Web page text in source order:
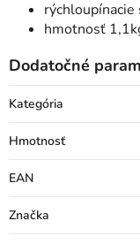
hmotnosť
Dodatočné
Kategória
Hmotnosť
EAN
Značka